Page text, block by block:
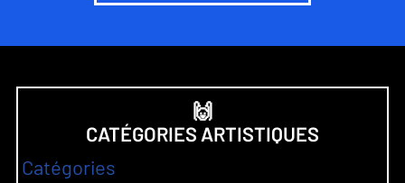
🙌
CATÉGORIES ARTISTIQUES
Catégories